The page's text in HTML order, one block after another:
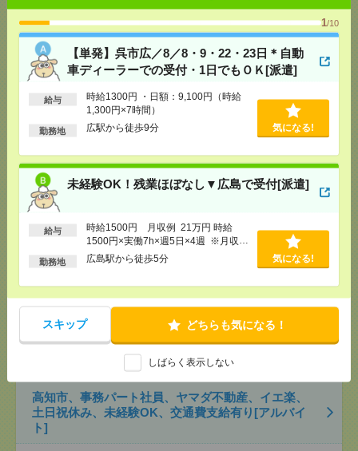
1/10
【単発】呉市広／8／8・9・22・23日＊自動
車ディーラーでの受付・1日でもＯＫ[派遣]
給与
時給1300円 ・日額：9,100円（時給
1,300円×7時間）
勤務地 広駅から徒歩9分 気になる!
未経験OK！残業ほぼなし▼広島で受付[派遣]
給与
時給1500円 月収例 21万円 時給
1500円×実働7h×週5日×4週 ※月収例
を保証するものではありません。※給
勤務地 広島駅から徒歩5分 気になる!
スキップ どちらも気になる！
しばらく表示しない
[交通費]・自転車通勤可 ・車通勤可(駐車場無料)
[勤務地]広駅から徒歩9分
気になる！
未経験OK！残業ほぼなし▼広島で受付[派遣]
[給 与]時給1500円 月収例 21万円 時給1500円×
実働7h×週5日×4週 ※月収例を保証するものではあ
りません。※給与即受取りサービス利用可（利用条
[交通費]1ヶ月3万円を上限として実費支給
[月収例]
20～25万円
[勤務地]
気になる！
未経験OK！残業ほぼなし▼広島駅での受付[派遣]
[給 与]時給1400円 月収例 21万円 時給1400円×
用可（利用条件有）
[交通費]1ヶ月3万円を上限として実費支給
[月収例]20～25万円
広島駅駅から徒歩1分
気になる！
高知市、事務パート社員、ヤマダ不動産、イエ楽、
土日祝休み、未経験OK、交通費支給有り[アルバイ
ト]